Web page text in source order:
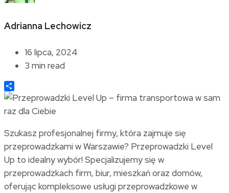
Adrianna Lechowicz
16 lipca, 2024
3 min read
Share
Szukasz profesjonalnej firmy, która zajmuje się
przeprowadzkami w Warszawie? Przeprowadzki Level
Up to idealny wybór! Specjalizujemy się w
przeprowadzkach firm, biur, mieszkań oraz domów,
oferując kompleksowe usługi przeprowadzkowe w